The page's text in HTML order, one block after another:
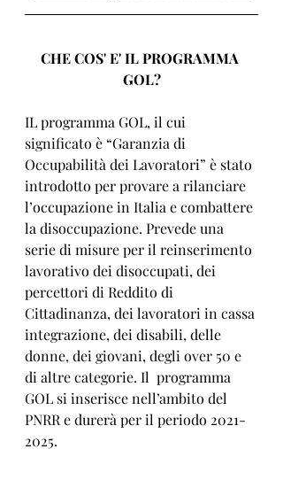
CHE COS' E' IL PROGRAMMA
GOL?
IL programma GOL, il cui
significato è “Garanzia di
Occupabilità dei Lavoratori” è stato
introdotto per provare a rilanciare
l’occupazione in Italia e combattere
la disoccupazione. Prevede una
serie di misure per il reinserimento
lavorativo dei disoccupati, dei
percettori di Reddito di
Cittadinanza, dei lavoratori in cassa
integrazione, dei disabili, delle
donne, dei giovani, degli over 50 e
di altre categorie. Il  programma
GOL si inserisce nell’ambito del
PNRR e durerà per il periodo 2021-
2025.